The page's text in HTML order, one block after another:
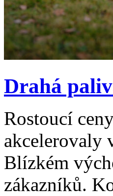
Drahá
Rostoucí
akcelerovaly
Blízkém
zákazníků.